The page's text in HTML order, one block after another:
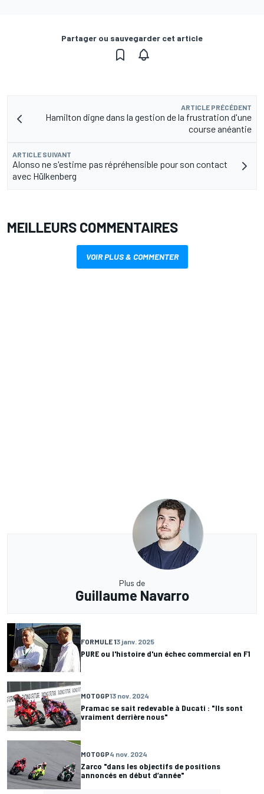
Partager ou sauvegarder cet article
ARTICLE PRÉCÉDENT
Hamilton digne dans la gestion de la frustration d'une
course anéantie
ARTICLE SUIVANT
Alonso ne s'estime pas répréhensible pour son contact
avec Hülkenberg
MEILLEURS COMMENTAIRES
VOIR PLUS & COMMENTER
Plus de
Guillaume Navarro
FORMULE 13 janv. 2025
PURE ou l'histoire d'un échec commercial en F1
MOTOGP13 nov. 2024
Pramac se sait redevable à Ducati : "Ils sont
vraiment derrière nous"
MOTOGP4 nov. 2024
Zarco "dans les objectifs de positions
annoncés en début d’année"